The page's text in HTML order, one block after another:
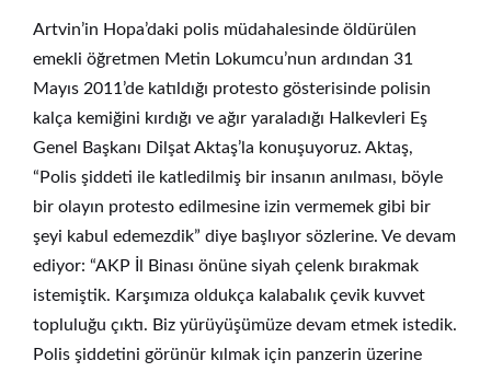
Artvin’in Hopa’daki polis müdahalesinde öldürülen
emekli öğretmen Metin Lokumcu’nun ardından 31
Mayıs 2011’de katıldığı protesto gösterisinde polisin
kalça kemiğini kırdığı ve ağır yaraladığı Halkevleri Eş
Genel Başkanı Dilşat Aktaş’la konuşuyoruz. Aktaş,
“Polis şiddeti ile katledilmiş bir insanın anılması, böyle
bir olayın protesto edilmesine izin vermemek gibi bir
şeyi kabul edemezdik” diye başlıyor sözlerine. Ve devam
ediyor: “AKP İl Binası önüne siyah çelenk bırakmak
istemiştik. Karşımıza oldukça kalabalık çevik kuvvet
topluluğu çıktı. Biz yürüyüşümüze devam etmek istedik.
Polis şiddetini görünür kılmak için panzerin üzerine